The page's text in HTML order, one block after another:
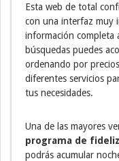
Esta web de total
con una interfaz muy
información completa
búsquedas puedes
ordenando por
diferentes servicios
tus necesidades.
Una de las mayores
programa de
podrás acumular